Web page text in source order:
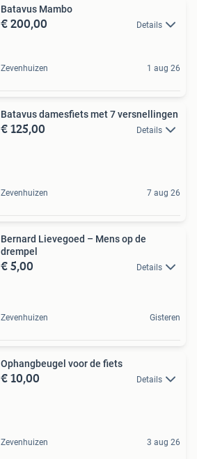
Batavus Mambo
€ 200,00 Details
Zevenhuizen 1 aug 26
Batavus damesfiets met 7 versnellingen
€ 125,00 Details
Zevenhuizen 7 aug 26
Bernard Lievegoed – Mens op de
drempel
€ 5,00 Details
Zevenhuizen Gisteren
Ophangbeugel voor de fiets
€ 10,00 Details
Zevenhuizen 3 aug 26